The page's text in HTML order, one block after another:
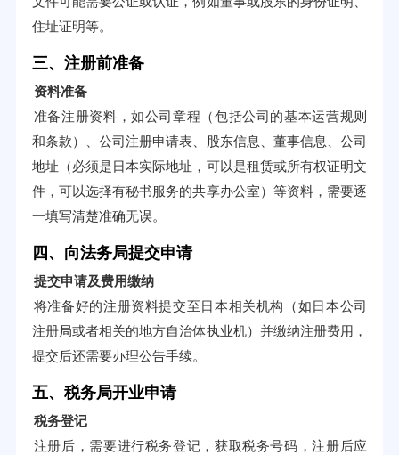
住址证明等。
三、注册前准备
资料准备
准备注册资料，如公司章程（包括公司的基本运营规则
和条款）、公司注册申请表、股东信息、董事信息、公司
地址（必须是日本实际地址，可以是租赁或所有权证明文
件，可以选择有秘书服务的共享办公室）等资料，需要逐
一填写清楚准确无误。
四、向法务局提交申请
提交申请及费用缴纳
将准备好的注册资料提交至日本相关机构（如日本公司
注册局或者相关的地方自治体执业机）并缴纳注册费用，
提交后还需要办理公告手续。
五、税务局开业申请
税务登记
注册后，需要进行税务登记，获取税务号码，注册后应